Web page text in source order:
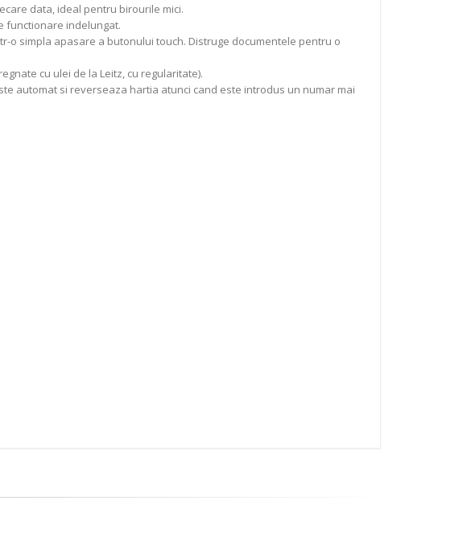
data, ideal pentru birourile mici.
functionare indelungat.
o simpla apasare a butonului touch. Distruge documentele pentru o
cu ulei de la Leitz, cu regularitate).
automat si reverseaza hartia atunci cand este introdus un numar mai